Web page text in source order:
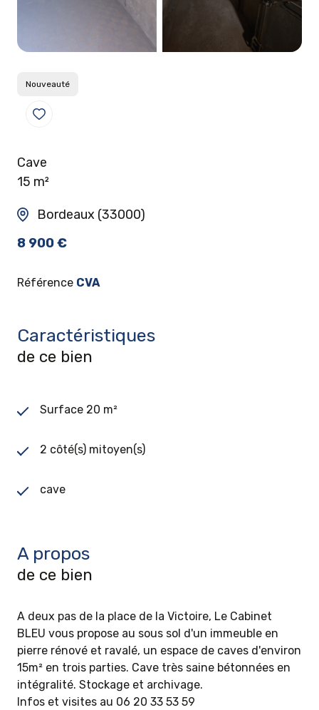
Nouveauté
Cave
15 m²
Bordeaux (33000)
8 900 €
Référence CVA
Caractéristiques
de ce bien
Surface 20 m²
2 côté(s) mitoyen(s)
cave
A propos
de ce bien
A deux pas de la place de la Victoire, Le Cabinet
BLEU vous propose au sous sol d'un immeuble en
pierre rénové et ravalé, un espace de caves d'environ
15m² en trois parties. Cave très saine bétonnées en
intégralité. Stockage et archivage.
Infos et visites au 06 20 33 53 59